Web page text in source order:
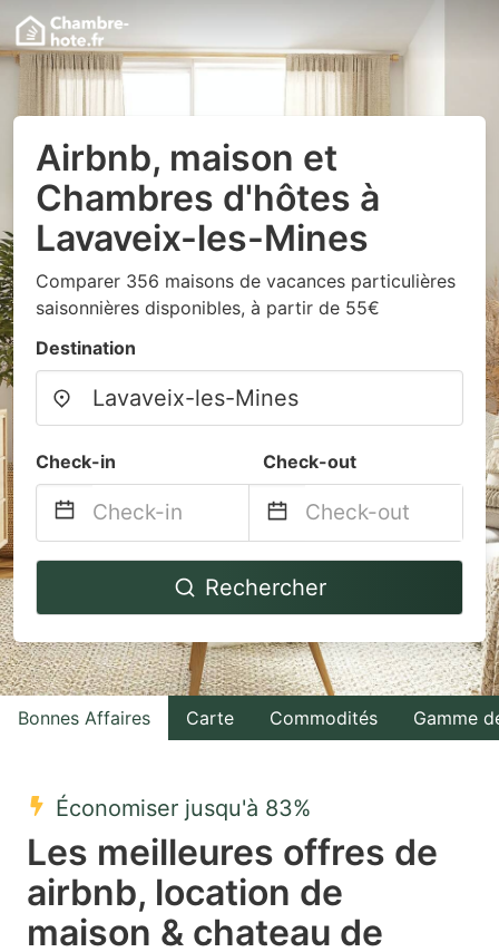
Airbnb, maison et
Chambres d'hôtes à
Lavaveix-les-Mines
Comparer 356 maisons de vacances particulières
saisonnières disponibles, à partir de 55€
Destination
Check-in Check-out
Navigate
to
interact
with
the
select
date.
Press
Navigate
backward
to
interact
with
the
select
a
date.
Press
Rechercher
Bonnes Affaires Carte Commodités Gamme
Économiser jusqu'à 83%
Les meilleures offres de
airbnb, location de
maison & chateau de